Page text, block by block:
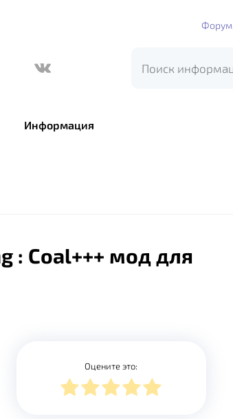
Форум
Информация
: Coal+++ мод для
Оцените это: